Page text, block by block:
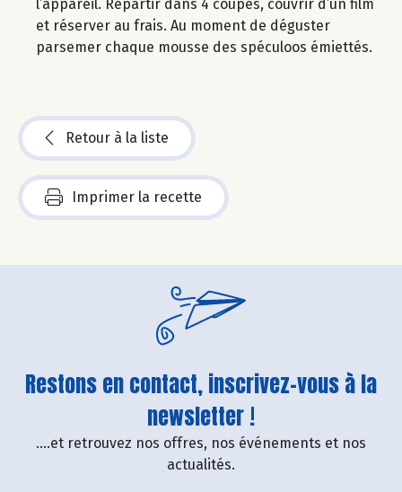
l’appareil. Répartir dans 4 coupes, couvrir d’un film
et réserver au frais. Au moment de déguster
parsemer chaque mousse des spéculoos émiettés.
Retour à la liste
Imprimer la recette
Restons en contact, inscrivez-vous à la
newsletter !
....et retrouvez nos offres, nos événements et nos
actualités.